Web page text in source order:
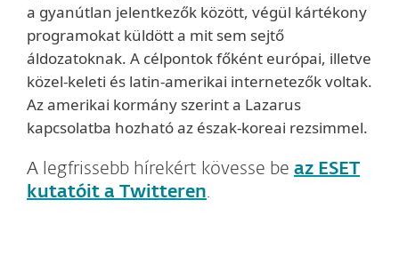
a gyanútlan jelentkezők között, végül kártékony
programokat küldött a mit sem sejtő
áldozatoknak. A célpontok főként európai, illetve
közel-keleti és latin-amerikai internetezők voltak.
Az amerikai kormány szerint a Lazarus
kapcsolatba hozható az észak-koreai rezsimmel.
A legfrissebb hírekért kövesse be az ESET
kutatóit a Twitteren.